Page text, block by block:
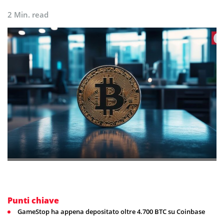
2 Min. read
Punti chiave
GameStop ha appena depositato oltre 4.700 BTC su Coinbase